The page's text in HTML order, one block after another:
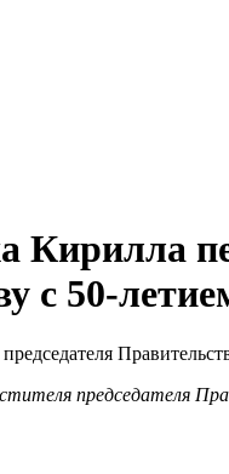
с 50-
председателя